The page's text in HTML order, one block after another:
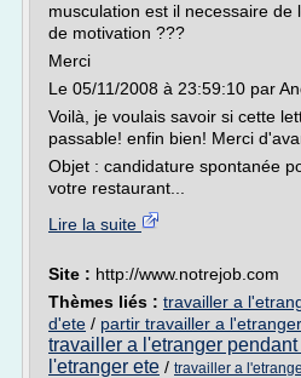
musculation est il necessaire
de motivation ???
Merci
Le 05/11/2008 à 23:59:10 par
Voilà, je voulais savoir si cette
passable! enfin bien! Merci
Objet : candidature spontanée
votre restaurant...
Lire la suite
Site : http://www.notrejob.com
Thèmes liés : travailler a
d'ete / partir travailler a
travailler a l'etranger
l'etranger ete / travailler a